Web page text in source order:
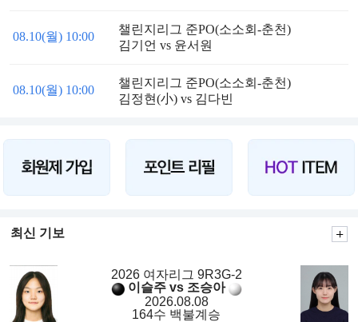
08.10(월) 10:00
챌린지리그 준PO(소소회-춘천)
김기언 vs 윤서원
08.10(월) 10:00
챌린지리그 준PO(소소회-춘천)
김정현(小) vs 김다빈
최신 기보
2026 여자리그 9R3G-2
이슬주 vs 조승아
2026.08.08
164수 백불계승